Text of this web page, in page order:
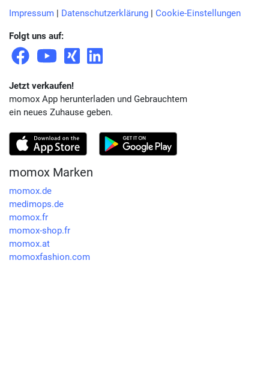
Impressum | Datenschutzerklärung | Cookie-Einstellungen
Folgt uns auf:
Jetzt verkaufen!
momox App herunterladen und Gebrauchtem
ein neues Zuhause geben.
momox Marken
momox.de
medimops.de
momox.fr
momox-shop.fr
momox.at
momoxfashion.com